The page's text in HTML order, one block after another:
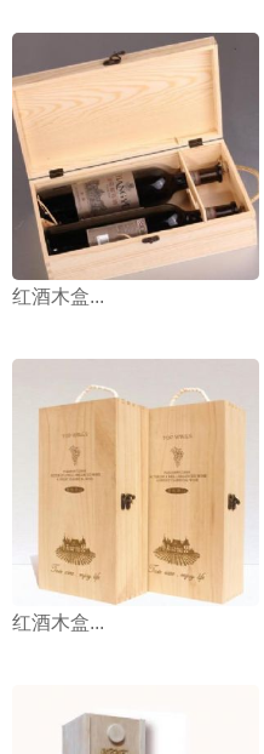
红酒木盒...
红酒木盒...